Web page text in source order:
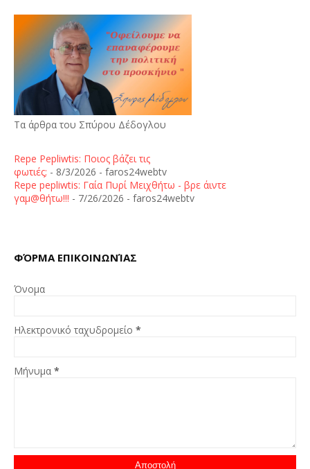
Τα άρθρα του Σπύρου Δέδογλου
Repe Pepliwtis: Ποιος βάζει τις
φωτιές; - 8/3/2026 - faros24webtv
Repe pepliwtis: Γαία Πυρί Μειχθήτω - βρε άιντε
γαμ@θήτω!!! - 7/26/2026 - faros24webtv
ΦΌΡΜΑ ΕΠΙΚΟΙΝΩΝΊΑΣ
Όνομα
Ηλεκτρονικό ταχυδρομείο *
Μήνυμα *